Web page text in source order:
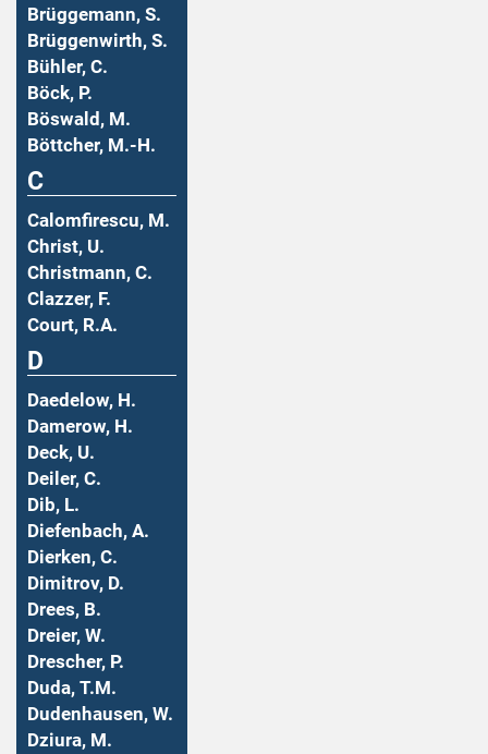
Brüggemann, S.
Brüggenwirth, S.
Bühler, C.
Böck, P.
Böswald, M.
Böttcher, M.-H.
C
Calomfirescu, M.
Christ, U.
Christmann, C.
Clazzer, F.
Court, R.A.
D
Daedelow, H.
Damerow, H.
Deck, U.
Deiler, C.
Dib, L.
Diefenbach, A.
Dierken, C.
Dimitrov, D.
Drees, B.
Dreier, W.
Drescher, P.
Duda, T.M.
Dudenhausen, W.
Dziura, M.